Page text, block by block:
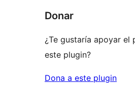
Donar
¿Te gustaría apoyar el
este plugin?
Dona a este plugin